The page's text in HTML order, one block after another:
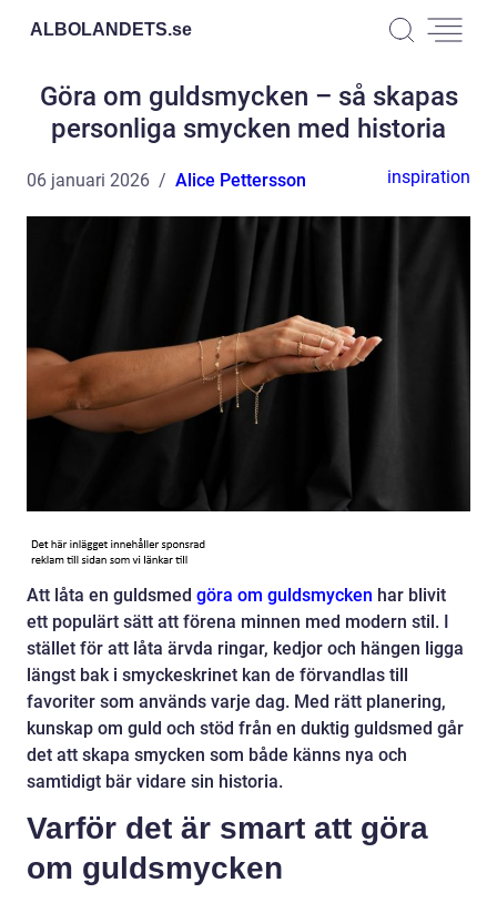
ALBOLANDETS.se
Göra om guldsmycken – så skapas
personliga smycken med historia
06 januari 2026 Alice Pettersson inspiration
Att låta en guldsmed göra om guldsmycken har blivit
ett populärt sätt att förena minnen med modern stil. I
stället för att låta ärvda ringar, kedjor och hängen ligga
längst bak i smyckeskrinet kan de förvandlas till
favoriter som används varje dag. Med rätt planering,
kunskap om guld och stöd från en duktig guldsmed går
det att skapa smycken som både känns nya och
samtidigt bär vidare sin historia.
Varför det är smart att göra
om guldsmycken